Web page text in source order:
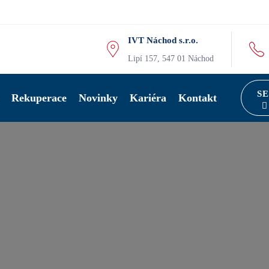
IVT Náchod s.r.o.
Lipí 157, 547 01 Náchod
Rekuperace Novinky Kariéra Kontakt